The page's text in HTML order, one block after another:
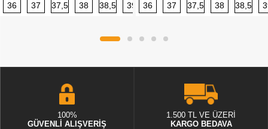
36 37 37,5 38 38,5 39 40 40,5 41 42 42,5
36 37 37,5 38 38,5
100%
GÜVENLİ ALIŞVERİŞ
1.500 TL VE ÜZERİ
KARGO BEDAVA